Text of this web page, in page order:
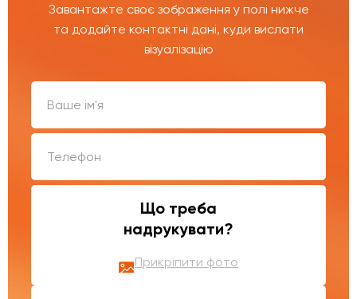
Завантажте своє зображення у полі нижче
та додайте контактні дані, куди вислати
візуалізацію
Що треба
надрукувати?
Прикріпити фото